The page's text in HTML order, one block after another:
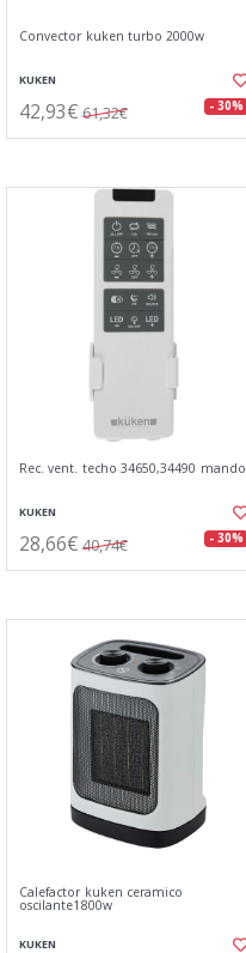
Convector kuken turbo 2000w
KUKEN
42,93€ 61,32€ - 30%
Rec. vent. techo 34650,34490 mando
KUKEN
28,66€ 40,74€ - 30%
Calefactor kuken ceramico
oscilante1800w
KUKEN